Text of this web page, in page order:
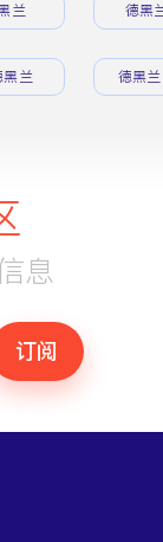
兰 德黑
黑兰 德黑
息
订阅